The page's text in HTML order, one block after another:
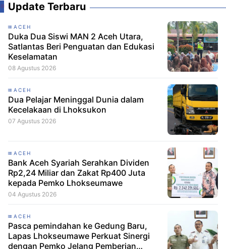
Update Terbaru
ACEH
Duka Dua Siswi MAN 2 Aceh Utara,
Satlantas Beri Penguatan dan Edukasi
Keselamatan
08 Agustus 2026
ACEH
Dua Pelajar Meninggal Dunia dalam
Kecelakaan di Lhoksukon
07 Agustus 2026
ACEH
Bank Aceh Syariah Serahkan Dividen
Rp2,24 Miliar dan Zakat Rp400 Juta
kepada Pemko Lhokseumawe
04 Agustus 2026
ACEH
Pasca pemindahan ke Gedung Baru,
Lapas Lhokseumawe Perkuat Sinergi
dengan Pemko Jelang Pemberian